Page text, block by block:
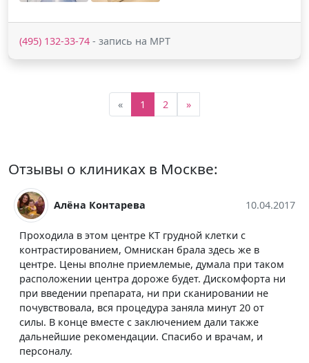
(495) 132-33-74 - запись на МРТ
« 1 2 »
Отзывы о клиниках в Москве:
Алёна Контарева 10.04.2017
Проходила в этом центре КТ грудной клетки с
контрастированием, Омнискан брала здесь же в
центре. Цены вполне приемлемые, думала при таком
расположении центра дороже будет. Дискомфорта ни
при введении препарата, ни при сканировании не
почувствовала, вся процедура заняла минут 20 от
силы. В конце вместе с заключением дали также
дальнейшие рекомендации. Спасибо и врачам, и
персоналу.